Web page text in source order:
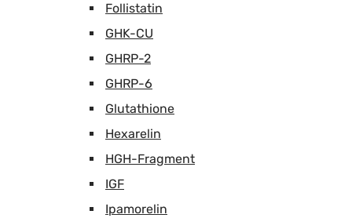
Follistatin
GHK-CU
GHRP-2
GHRP-6
Glutathione
Hexarelin
HGH-Fragment
IGF
Ipamorelin